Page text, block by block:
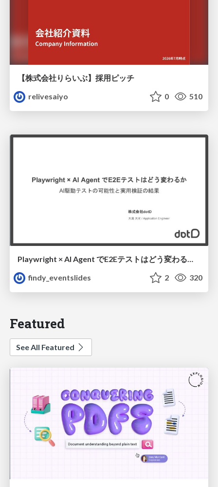
【株式会社りらいぶ】採用ピッチ
relivesaiyo
0 510
Playwright × AI Agent でE2Eテストはどう変わるか AI駆動テストの可能性と実用検証の結果 _0721
findy_eventslides
2 320
Featured
See All Featured